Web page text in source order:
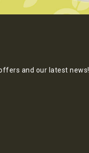
and our latest news!